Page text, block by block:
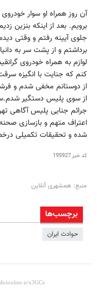
آن روز همراه او سوار
برویم. بعد از اینکه بنزین
جلوی آیینه رفتم و وقتی
برداشتم و از پشت سر به
لوازم به همراه خودروی
کنم که جنایت با انگیزه
از دوستانم مخفی شدم و
از سوی پلیس دستگیر
جرائم جنایی پلیس آگاهی
اعتراف متهم و بازسازی
شده و تحقیقات تکمیلی
کد خبر195927
منبع: همشهری آنلاین
برچسب‌ها
حوادث ایران